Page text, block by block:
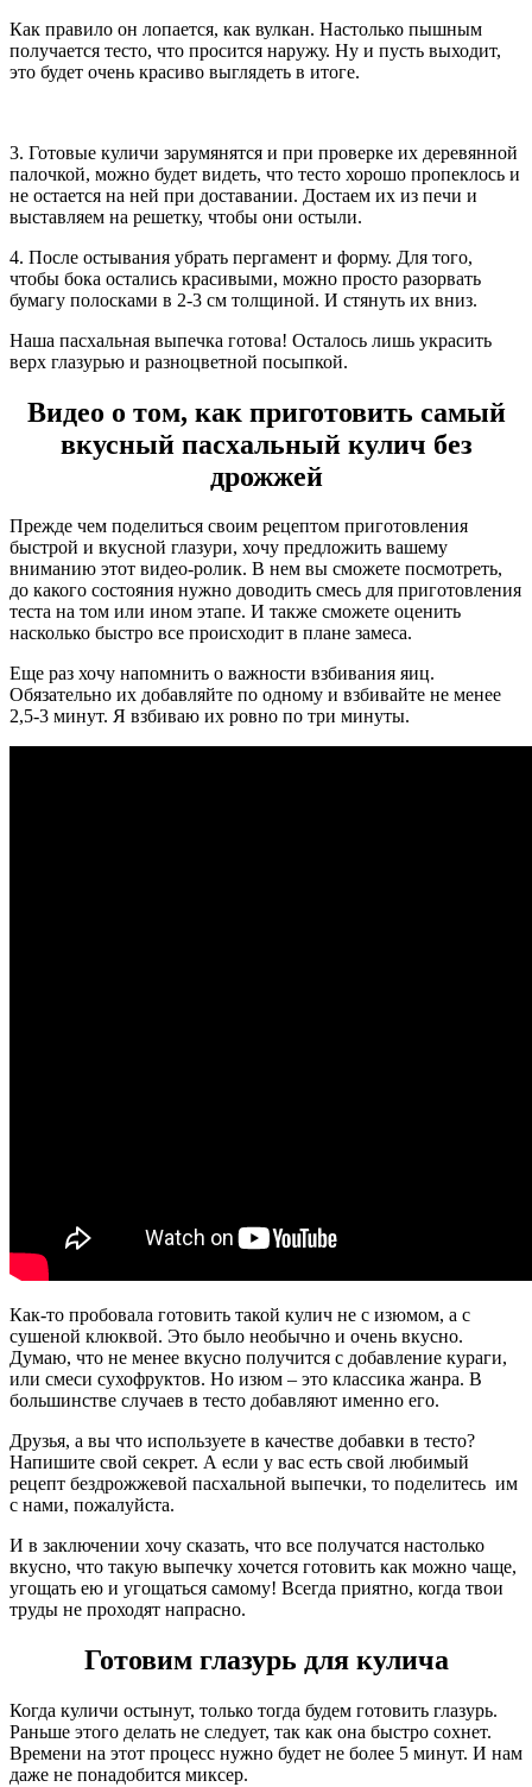
Как правило он лопается, как вулкан. Настолько пышным
получается тесто, что просится наружу. Ну и пусть выходит,
это будет очень красиво выглядеть в итоге.
3. Готовые куличи зарумянятся и при проверке их деревянной
палочкой, можно будет видеть, что тесто хорошо пропеклось и
не остается на ней при доставании. Достаем их из печи и
выставляем на решетку, чтобы они остыли.
4. После остывания убрать пергамент и форму. Для того,
чтобы бока остались красивыми, можно просто разорвать
бумагу полосками в 2-3 см толщиной. И стянуть их вниз.
Наша пасхальная выпечка готова! Осталось лишь украсить
верх глазурью и разноцветной посыпкой.
Видео о том, как приготовить самый
вкусный пасхальный кулич без
дрожжей
Прежде чем поделиться своим рецептом приготовления
быстрой и вкусной глазури, хочу предложить вашему
вниманию этот видео-ролик. В нем вы сможете посмотреть,
до какого состояния нужно доводить смесь для приготовления
теста на том или ином этапе. И также сможете оценить
насколько быстро все происходит в плане замеса.
Еще раз хочу напомнить о важности взбивания яиц.
Обязательно их добавляйте по одному и взбивайте не менее
2,5-3 минут. Я взбиваю их ровно по три минуты.
Как-то пробовала готовить такой кулич не с изюмом, а с
сушеной клюквой. Это было необычно и очень вкусно.
Думаю, что не менее вкусно получится с добавление кураги,
или смеси сухофруктов. Но изюм – это классика жанра. В
большинстве случаев в тесто добавляют именно его.
Друзья, а вы что используете в качестве добавки в тесто?
Напишите свой секрет. А если у вас есть свой любимый
рецепт бездрожжевой пасхальной выпечки, то поделитесь им
с нами, пожалуйста.
И в заключении хочу сказать, что все получатся настолько
вкусно, что такую выпечку хочется готовить как можно чаще,
угощать ею и угощаться самому! Всегда приятно, когда твои
труды не проходят напрасно.
Готовим глазурь для кулича
Когда куличи остынут, только тогда будем готовить глазурь.
Раньше этого делать не следует, так как она быстро сохнет.
Времени на этот процесс нужно будет не более 5 минут. И нам
даже не понадобится миксер.